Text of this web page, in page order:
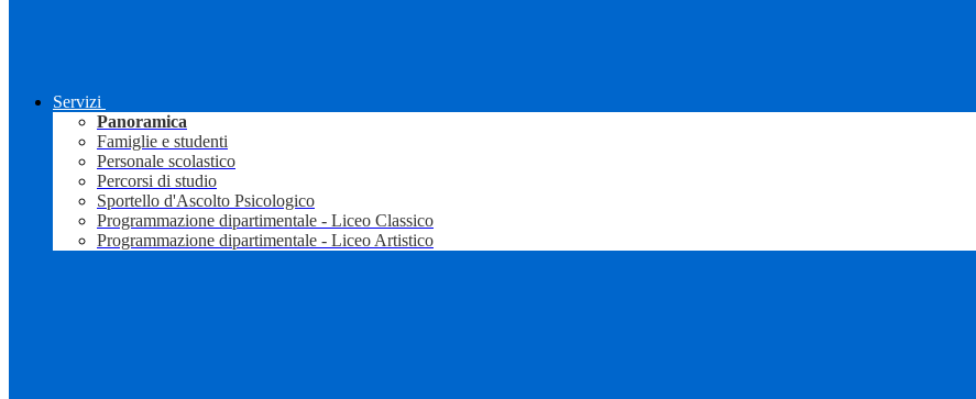
Servizi
Panoramica
Famiglie e studenti
Personale scolastico
Percorsi di studio
Sportello d'Ascolto Psicologico
Programmazione dipartimentale - Liceo Classico
Programmazione dipartimentale - Liceo Artistico